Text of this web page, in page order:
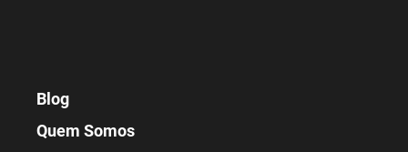
Blog
Quem Somos